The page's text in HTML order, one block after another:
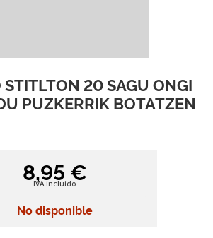
20 SAGU ONGI
PUZKERRIK BOTATZEN
8,95 €
IVA incluido
No disponible